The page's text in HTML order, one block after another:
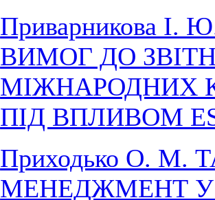
Приварникова І.
ВИМОГ ДО
МІЖНАРОДНИХ
ПІД ВПЛИВОМ
Приходько О. М.
МЕНЕДЖМЕНТ У